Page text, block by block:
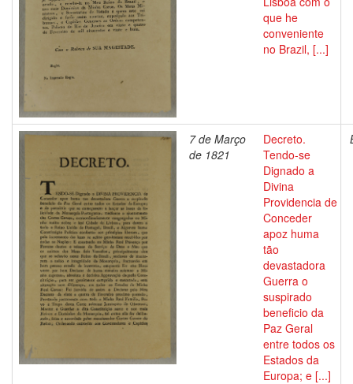
que he
conveniente
no Brazil, [...]
7 de Março
de 1821
Decreto.
Tendo-se
Dignado a
Divina
Providencia de
Conceder
apoz huma
tão
devastadora
Guerra o
suspirado
beneficio da
Paz Geral
entre todos os
Estados da
Europa; e [...]